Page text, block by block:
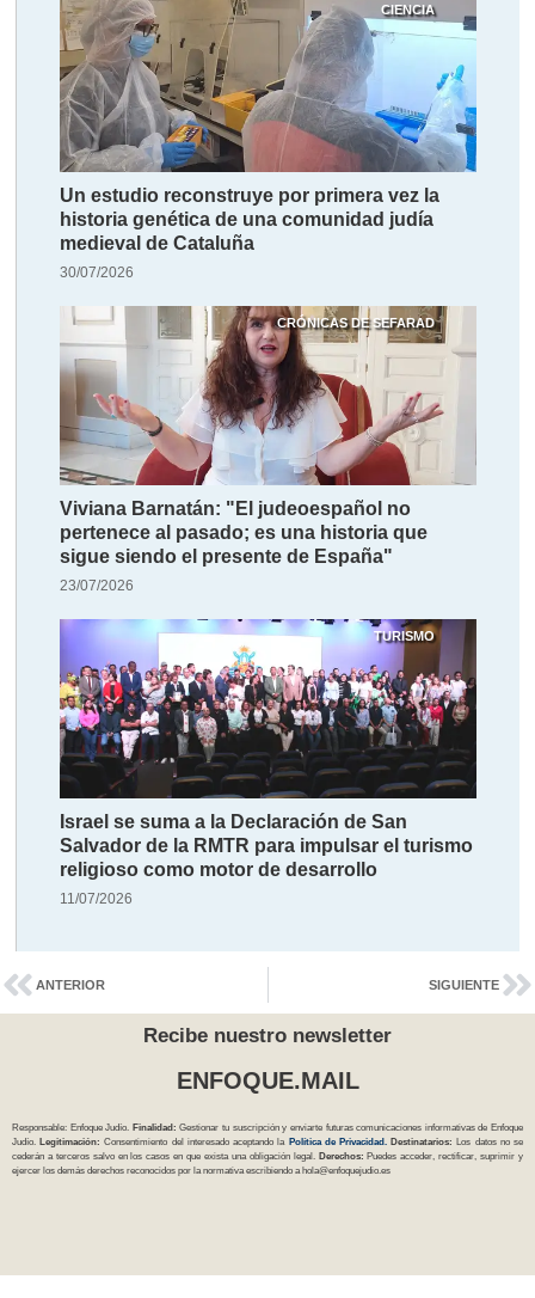
CIENCIA
Un estudio reconstruye por primera vez la
historia genética de una comunidad judía
medieval de Cataluña
30/07/2026
CRÓNICAS DE SEFARAD
Viviana Barnatán: "El judeoespañol no
pertenece al pasado; es una historia que
sigue siendo el presente de España"
23/07/2026
TURISMO
Israel se suma a la Declaración de San
Salvador de la RMTR para impulsar el turismo
religioso como motor de desarrollo
11/07/2026
ANTERIOR SIGUIENTE
Recibe nuestro newsletter
ENFOQUE.MAIL
Responsable: Enfoque Judío. Finalidad: Gestionar tu suscripción y enviarte futuras comunicaciones informativas de Enfoque
Judío. Legitimación: Consentimiento del interesado aceptando la Política de Privacidad . Destinatarios: Los datos no se
cederán a terceros salvo en los casos en que exista una obligación legal. Derechos: Puedes acceder, rectificar, suprimir y
ejercer los demás derechos reconocidos por la normativa escribiendo a hola@enfoquejudio.es